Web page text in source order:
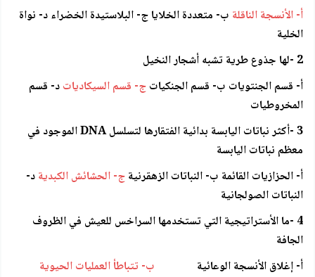
أ- الأنسجة الناقلة ب- متعددة الخلايا ج- البلاستيدة الخضراء د- نواة
الخلية
2 -لها جذوع طرية تشبه أشجار النخيل
أ- قسم الجنتويات ب- قسم الجنكياتج- قسم السيكادياتد- قسم
المخروطيات
3 -أكثر نباتات اليابسة بدائية الفتقارها لتسلسل DNA الموجود في
معظم نباتات اليابسة
أ- الحزازيات القائمة ب- النباتات الزهقرنيةج- الحشائش الكبديةد-
النباتات الصولجانية
4 -ما الأستراتيجية التي تستخدمها السراخس للعيش في الظروف
الجافة
أ- إغلاق الأنسجة الوعائية
ب- تتباطأ العمليات الحيوية